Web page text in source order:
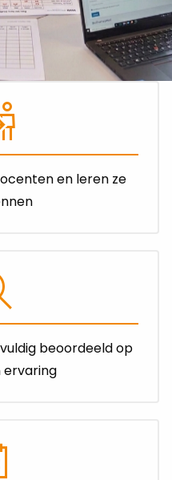
en leren ze
beoordeeld op
ervaring